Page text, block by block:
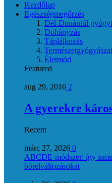
Kezdőlap
Egészségmegőrzés
Dél-Dunántúl
Dohányzás
Táplálkozás
Természetgyógyászat
Életmód
Featured
aug 29, 2016 2
A gyerekre
Recent
márc 27, 2026 0
ABCDE‑módszer: így
bőrelváltozásokat